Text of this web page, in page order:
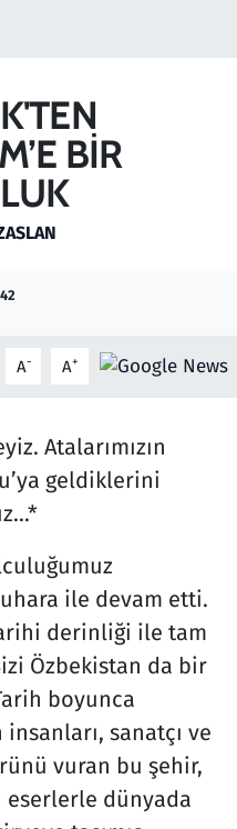
BİR
A- A+
Atalarımızın
geldiklerini
ile devam etti.
derinliği ile tam
Özbekistan da bir
boyunca
sanatçı ve
vuran bu şehir,
eserlerle dünyada